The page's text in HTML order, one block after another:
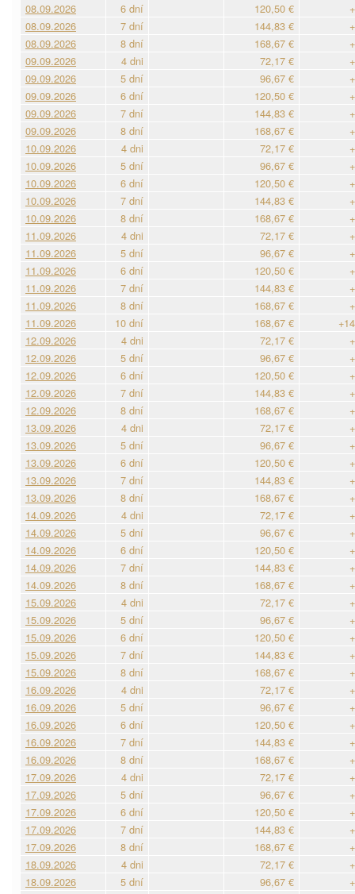
08.09.2026
6 dní 120,50 €
08.09.2026
7 dní 144,83 €
08.09.2026
8 dní 168,67 €
09.09.2026
4 dni 72,17 €
09.09.2026
5 dní 96,67 €
09.09.2026
6 dní 120,50 €
09.09.2026
7 dní 144,83 €
09.09.2026
8 dní 168,67 €
10.09.2026
4 dni 72,17 €
10.09.2026
5 dní 96,67 €
10.09.2026
6 dní 120,50 €
10.09.2026
7 dní 144,83 €
10.09.2026
8 dní 168,67 €
11.09.2026
4 dni 72,17 €
11.09.2026
5 dní 96,67 €
11.09.2026
6 dní 120,50 €
11.09.2026
7 dní 144,83 €
11.09.2026
8 dní 168,67 €
11.09.2026
10 dní 168,67 €
12.09.2026
4 dni 72,17 €
12.09.2026
5 dní 96,67 €
12.09.2026
6 dní 120,50 €
12.09.2026
7 dní 144,83 €
12.09.2026
8 dní 168,67 €
13.09.2026
4 dni 72,17 €
13.09.2026
5 dní 96,67 €
13.09.2026
6 dní 120,50 €
13.09.2026
7 dní 144,83 €
13.09.2026
8 dní 168,67 €
14.09.2026
4 dni 72,17 €
14.09.2026
5 dní 96,67 €
14.09.2026
6 dní 120,50 €
14.09.2026
7 dní 144,83 €
14.09.2026
8 dní 168,67 €
15.09.2026
4 dni 72,17 €
15.09.2026
5 dní 96,67 €
15.09.2026
6 dní 120,50 €
15.09.2026
7 dní 144,83 €
15.09.2026
8 dní 168,67 €
16.09.2026
4 dni 72,17 €
16.09.2026
5 dní 96,67 €
16.09.2026
6 dní 120,50 €
16.09.2026
7 dní 144,83 €
16.09.2026
8 dní 168,67 €
17.09.2026
4 dni 72,17 €
17.09.2026
5 dní 96,67 €
17.09.2026
6 dní 120,50 €
17.09.2026
7 dní 144,83 €
17.09.2026
8 dní 168,67 €
18.09.2026
4 dni 72,17 €
18.09.2026
5 dní 96,67 €